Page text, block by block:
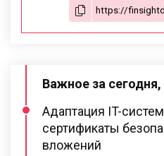
Важное за сегодня,
Адаптация IT-
сертификаты
вложений